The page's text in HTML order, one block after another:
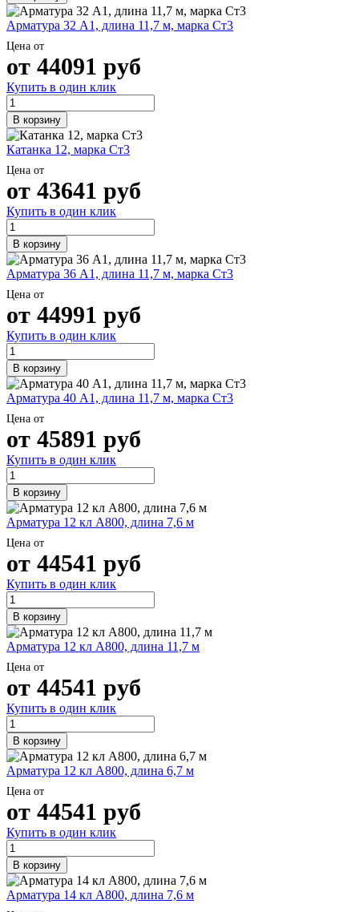
Арматура 32 А1, длина 11,7 м, марка Ст3
Цена от
от 44091 руб
Купить в один клик
В корзину
Катанка 12, марка Ст3
Цена от
от 43641 руб
Купить в один клик
В корзину
Арматура 36 А1, длина 11,7 м, марка Ст3
Цена от
от 44991 руб
Купить в один клик
В корзину
Арматура 40 А1, длина 11,7 м, марка Ст3
Цена от
от 45891 руб
Купить в один клик
В корзину
Арматура 12 кл А800, длина 7,6 м
Цена от
от 44541 руб
Купить в один клик
В корзину
Арматура 12 кл А800, длина 11,7 м
Цена от
от 44541 руб
Купить в один клик
В корзину
Арматура 12 кл А800, длина 6,7 м
Цена от
от 44541 руб
Купить в один клик
В корзину
Арматура 14 кл А800, длина 7,6 м